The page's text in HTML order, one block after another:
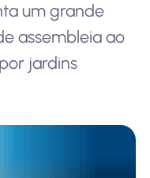
um grande
assembleia ao
jardins